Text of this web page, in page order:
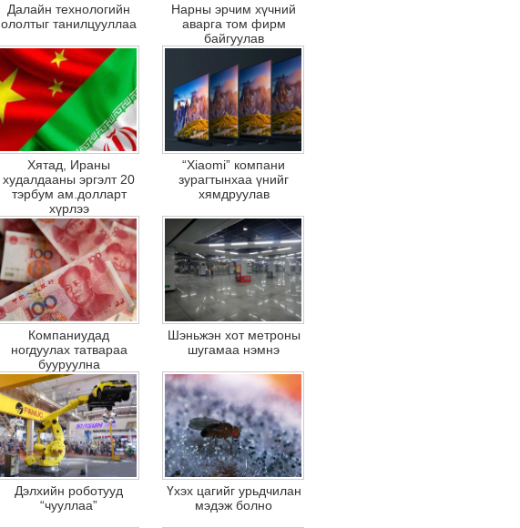
Далайн технологийн
ололтыг танилцууллаа
Нарны эрчим хүчний
аварга том фирм
байгуулав
Хятад, Ираны
худалдааны эргэлт 20
тэрбум ам.долларт
хүрлээ
“Xiaomi” компани
зурагтынхаа үнийг
хямдруулав
Компаниудад
ногдуулах татвараа
бууруулна
Шэньжэн хот метроны
шугамаа нэмнэ
Дэлхийн роботууд
“чууллаа”
Үхэх цагийг урьдчилан
мэдэж болно